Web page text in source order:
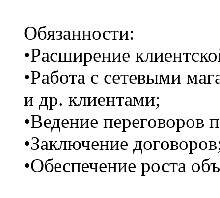
Обязанности:
•Расширение
•Работа с сетевыми
и др. клиентами;
•Ведение переговоров
•Заключение
•Обеспечение роста